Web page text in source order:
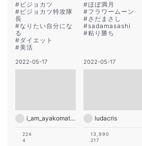
# ビジョカツ
# ビジョカツ特攻隊
長
#なりたい自分にな
る
#ダイエット
#美活
#ほぼ満月
#フラワームーン
#さだまさし
#sadamasashi
#粘り勝ち
2022-05-17
i_am_ayakomatsu
224
4
2022-05-17
ludacris
13,990
217